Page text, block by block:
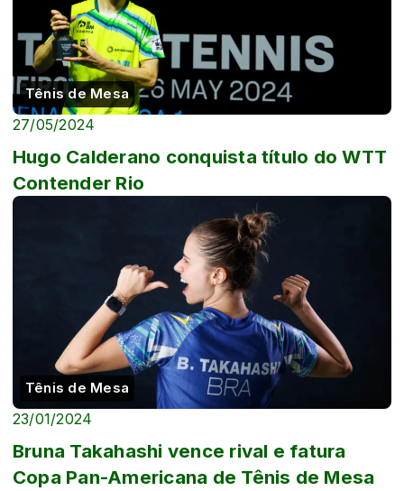
Tênis de Mesa
27/05/2024
Hugo Calderano conquista título do WTT
Contender Rio
Tênis de Mesa
23/01/2024
Bruna Takahashi vence rival e fatura
Copa Pan-Americana de Tênis de Mesa